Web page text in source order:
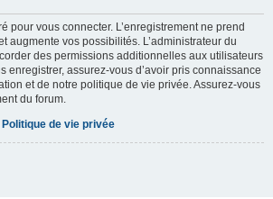
pour vous connecter. L’enregistrement ne prend
augmente vos possibilités. L’administrateur du
des permissions additionnelles aux utilisateurs
enregistrer, assurez-vous d’avoir pris connaissance
et de notre politique de vie privée. Assurez-vous
du forum.
Politique de vie privée